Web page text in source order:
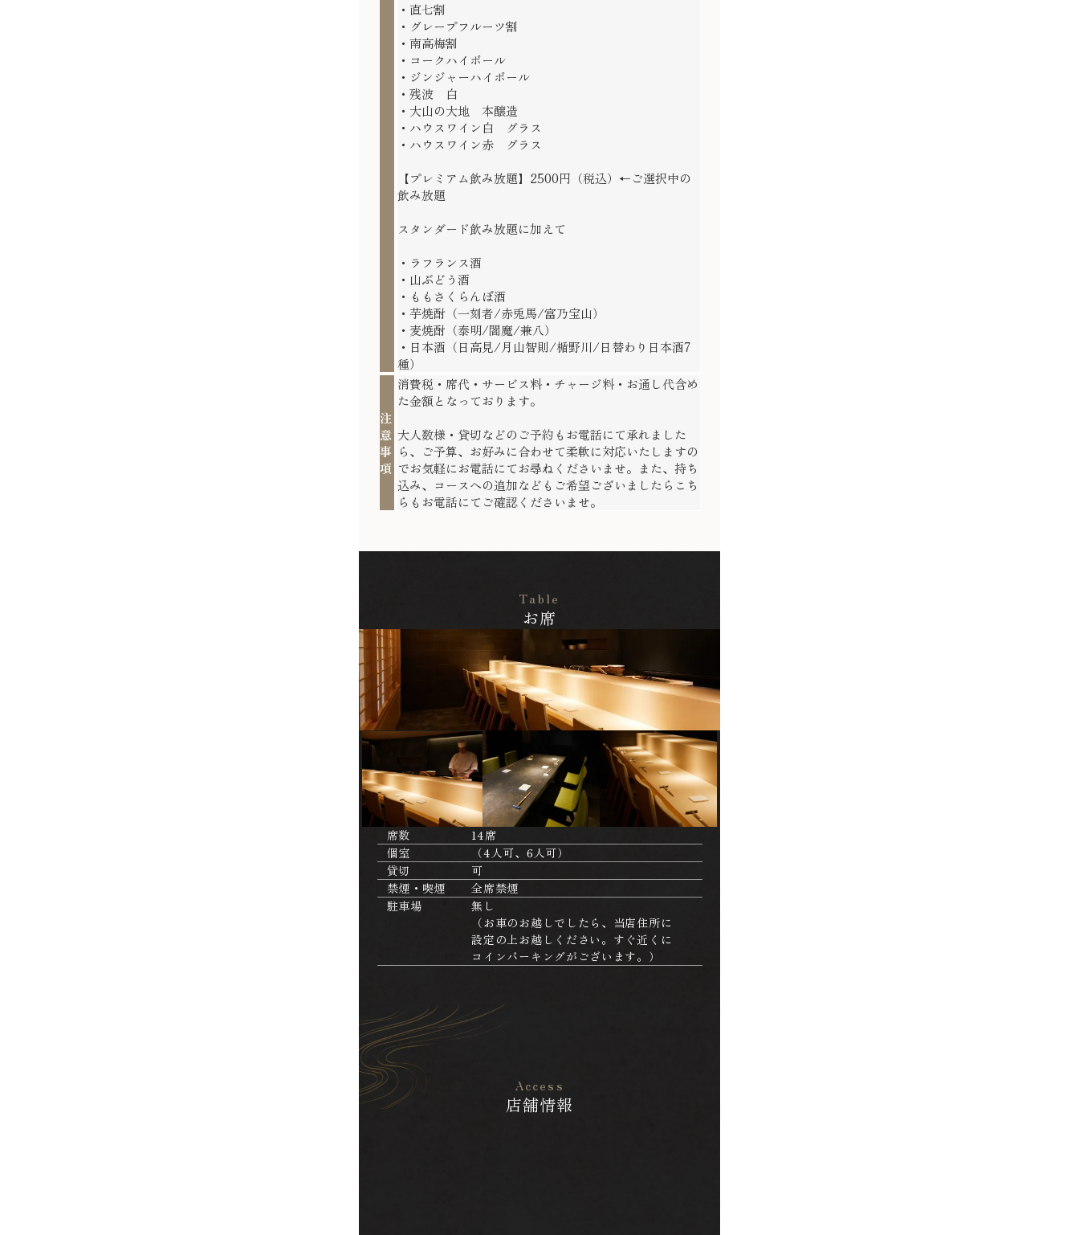
・直七割
・グレープフルーツ割
・南高梅割
・コークハイボール
・ジンジャーハイボール
・残波 白
・大山の大地 本醸造
・ハウスワイン白 グラス
・ハウスワイン赤 グラス
【プレミアム飲み放題】2500円（税込）←ご選択中の
飲み放題
スタンダード飲み放題に加えて
・ラフランス酒
・山ぶどう酒
・ももさくらんぼ酒
・芋焼酎（一刻者/赤兎馬/富乃宝山）
・麦焼酎（泰明/閻魔/兼八）
・日本酒（日高見/月山智則/楯野川/日替わり日本酒7
種）
注
意
事
項
消費税・席代・サービス料・チャージ料・お通し代含め
た金額となっております。
大人数様・貸切などのご予約もお電話にて承れました
ら、ご予算、お好みに合わせて柔軟に対応いたしますの
でお気軽にお電話にてお尋ねくださいませ。また、持ち
込み、コースへの追加などもご希望ございましたらこち
らもお電話にてご確認くださいませ。
Table
お席
席数
14席
個室
（4人可、6人可）
貸切
可
禁煙・喫煙
全席禁煙
駐車場
無し
（お車のお越しでしたら、当店住所に
設定の上お越しください。すぐ近くに
コインパーキングがございます。）
Access
店舗情報